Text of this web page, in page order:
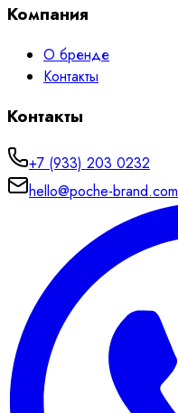
Компания
О бренде
Контакты
Контакты
+7 (933) 203 0232
hello@poche-brand.com